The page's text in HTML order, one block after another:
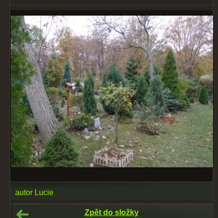
autor Lucie
Zpět do složky